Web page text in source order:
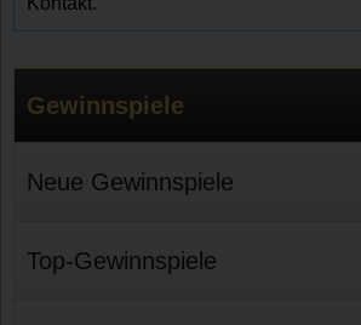
Gewinnspiele
Neue Gewinnspiele
Top-Gewinnspiele